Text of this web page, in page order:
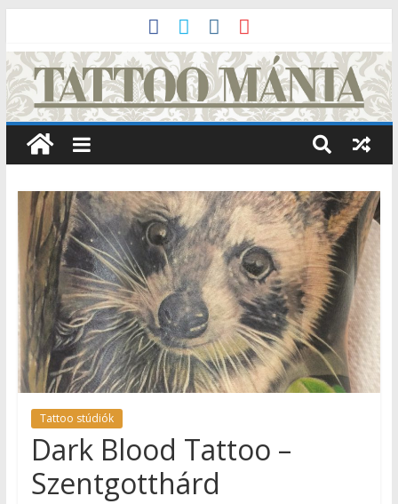
Tattoo stúdiók
Dark Blood Tattoo –
Szentgotthárd